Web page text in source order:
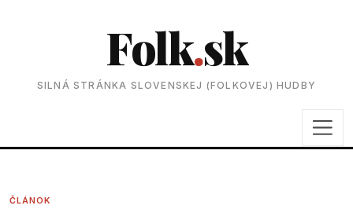
Folk.sk
SILNÁ STRÁNKA SLOVENSKEJ (FOLKOVEJ) HUDBY
ČLÁNOK